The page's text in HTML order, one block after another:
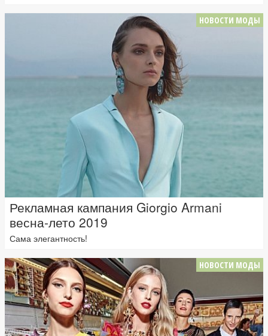
НОВОСТИ МОДЫ
Рекламная кампания Giorgio Armani
весна-лето 2019
Сама элегантность!
НОВОСТИ МОДЫ